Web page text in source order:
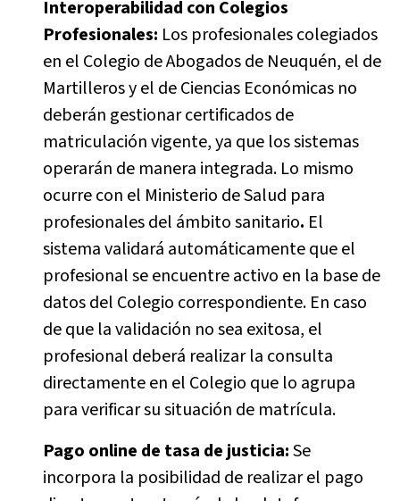
Interoperabilidad con Colegios
Profesionales: Los profesionales colegiados
en el Colegio de Abogados de Neuquén, el de
Martilleros y el de Ciencias Económicas no
deberán gestionar certificados de
matriculación vigente, ya que los sistemas
operarán de manera integrada. Lo mismo
ocurre con el Ministerio de Salud para
profesionales del ámbito sanitario. El
sistema validará automáticamente que el
profesional se encuentre activo en la base de
datos del Colegio correspondiente. En caso
de que la validación no sea exitosa, el
profesional deberá realizar la consulta
directamente en el Colegio que lo agrupa
para verificar su situación de matrícula.
Pago online de tasa de justicia:Se
incorpora la posibilidad de realizar el pago